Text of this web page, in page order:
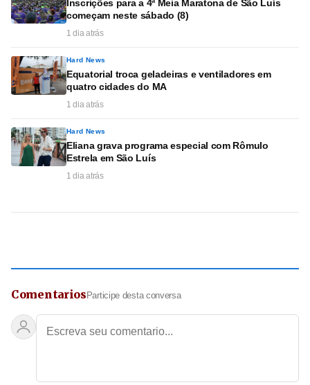
Inscrições para a 4ª Meia Maratona de São Luís
começam neste sábado (8)
1 dia atrás
Hard News
Equatorial troca geladeiras e ventiladores em
quatro cidades do MA
1 dia atrás
Hard News
Eliana grava programa especial com Rômulo
Estrela em São Luís
1 dia atrás
Comentarios Participe desta conversa